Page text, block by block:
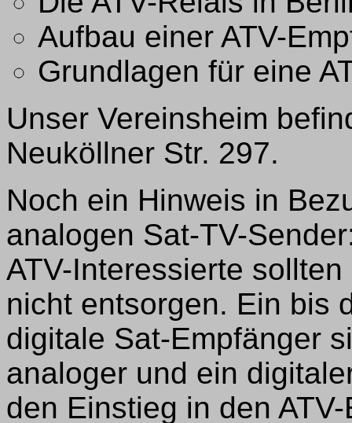
Aufbau einer ATV-
Grundlagen für eine
Unser Vereinsheim
Neuköllner Str. 297.
Noch ein Hinweis in
analogen Sat-TV-
ATV-Interessierte
nicht entsorgen. Ein bis
digitale Sat-Empfänger
analoger und ein
den Einstieg in den